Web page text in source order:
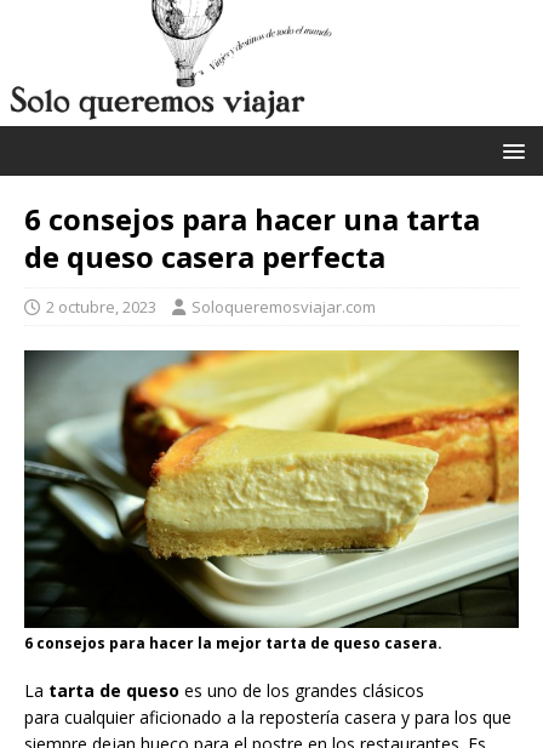
6 consejos para hacer una tarta
de queso casera perfecta
2 octubre, 2023 Soloqueremosviajar.com
6 consejos para hacer la mejor tarta de queso casera.
La tarta de queso es uno de los grandes clásicos
para cualquier aficionado a la repostería casera y para los que